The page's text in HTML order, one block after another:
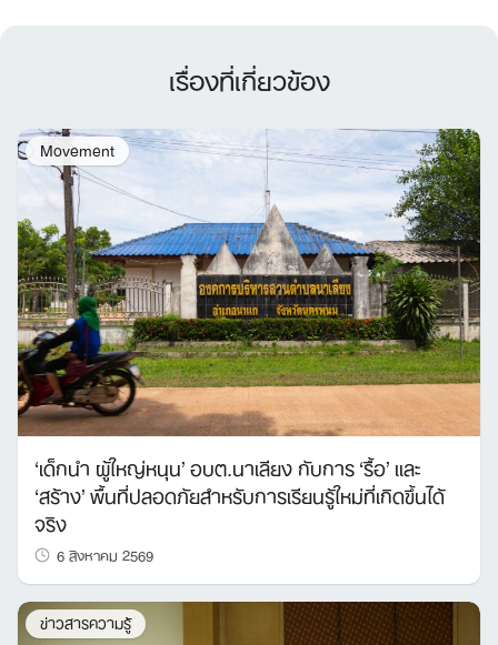
เรื่องที่เกี่ยวข้อง
Movement
‘เด็กนำ ผู้ใหญ่หนุน’ อบต.นาเลียง กับการ ‘รื้อ’ และ
‘สร้าง’ พื้นที่ปลอดภัยสำหรับการเรียนรู้ใหม่ที่เกิดขึ้นได้
จริง
6 สิงหาคม 2569
ข่าวสารความรู้